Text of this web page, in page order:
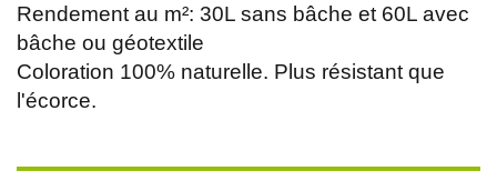
Rendement au m²: 30L sans bâche et 60L avec
bâche ou géotextile
Coloration 100% naturelle. Plus résistant que
l'écorce.